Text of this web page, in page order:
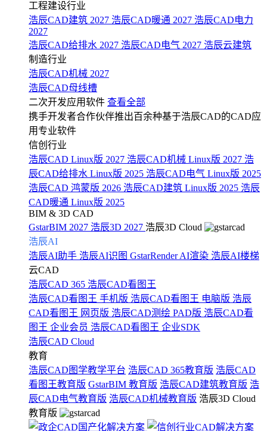
工程建设行业
浩辰CAD建筑 2027 浩辰CAD暖通 2027 浩辰CAD电力
2027
浩辰CAD给排水 2027 浩辰CAD电气 2027 浩辰云建筑
制造行业
浩辰CAD机械 2027
浩辰CAD母线槽
二次开发应用软件 查看全部
携手开发者合作伙伴推出百余种基于浩辰CAD的CAD应
用专业软件
信创行业
浩辰CAD Linux版 2027 浩辰CAD机械 Linux版 2027 浩
辰CAD给排水 Linux版 2025 浩辰CAD电气 Linux版 2025
浩辰CAD 鸿蒙版 2026 浩辰CAD建筑 Linux版 2025 浩辰
CAD暖通 Linux版 2025
BIM & 3D CAD
GstarBIM 2027 浩辰3D 2027 浩辰3D Cloud
浩辰AI
浩辰AI助手 浩辰AI识图 GstarRender AI渲染 浩辰AI楼梯
云CAD
浩辰CAD 365 浩辰CAD看图王
浩辰CAD看图王 手机版 浩辰CAD看图王 电脑版 浩辰
CAD看图王 网页版 浩辰CAD测绘 PAD版 浩辰CAD看
图王 企业会员 浩辰CAD看图王 企业SDK
浩辰CAD Cloud
教育
浩辰CAD图学教学平台 浩辰CAD 365教育版 浩辰CAD
看图王教育版 GstarBIM 教育版 浩辰CAD建筑教育版 浩
辰CAD电气教育版 浩辰CAD机械教育版 浩辰3D Cloud
教育版